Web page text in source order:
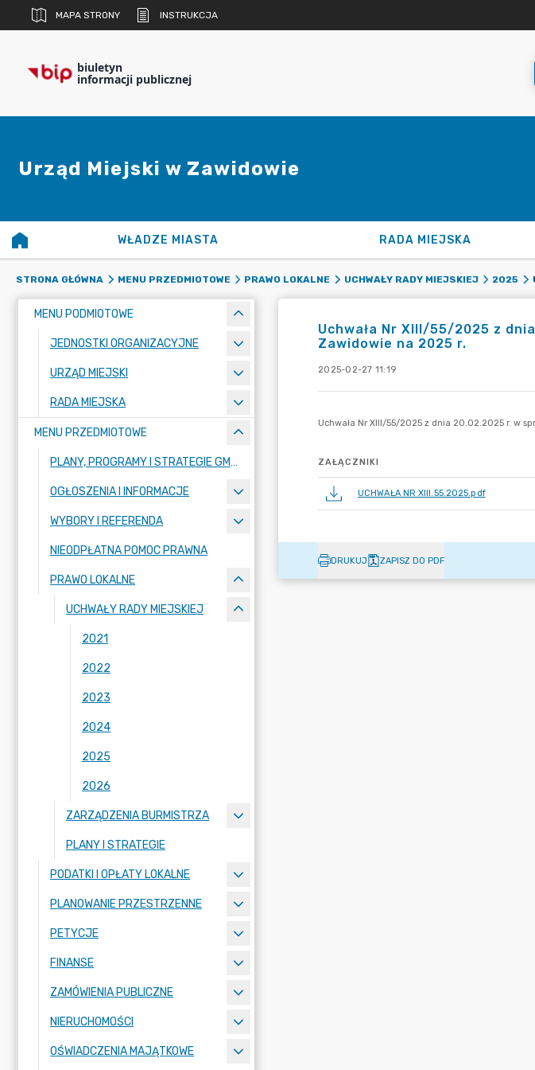
MAPA STRONY INSTRUKCJA
biuletyn
informacji publicznej
Urząd Miejski w Zawidowie
WŁADZE MIASTA RADA MIEJSKA
STRONA GŁÓWNA MENU PRZEDMIOTOWE PRAWO LOKALNE UCHWAŁY RADY MIEJSKIEJ 2025
MENU PODMIOTOWE
JEDNOSTKI ORGANIZACYJNE
URZĄD MIEJSKI
RADA MIEJSKA
MENU PRZEDMIOTOWE
PLANY, PROGRAMY I STRATEGIE GMINY
OGŁOSZENIA I INFORMACJE
WYBORY I REFERENDA
NIEODPŁATNA POMOC PRAWNA
PRAWO LOKALNE
UCHWAŁY RADY MIEJSKIEJ
2021
2022
2023
2024
2025
2026
ZARZĄDZENIA BURMISTRZA
PLANY I STRATEGIE
PODATKI I OPŁATY LOKALNE
PLANOWANIE PRZESTRZENNE
PETYCJE
FINANSE
ZAMÓWIENIA PUBLICZNE
NIERUCHOMOŚCI
OŚWIADCZENIA MAJĄTKOWE
Uchwała Nr XIII/55/2025 z
Zawidowie na 2025 r.
2025-02-27 11:19
ZAŁĄCZNIKI
UCHWAŁA NR XIII.55.2025.pdf
DRUKUJ ZAPISZ DO PDF